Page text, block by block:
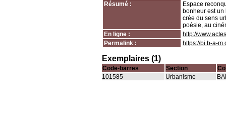
Résumé :
Espace
bonheur est
crée du sens
poésie, au
En ligne :
http://
Permalink :
https://bi.b-a-
Exemplaires (1)
Code-barres Section
101585
Urbanisme